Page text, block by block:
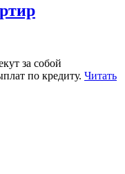
за собой
по кредиту. Читать